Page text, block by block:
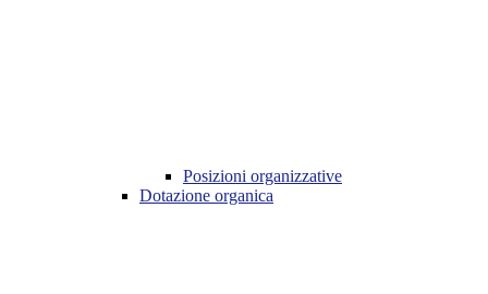
Posizioni organizzative
Dotazione organica